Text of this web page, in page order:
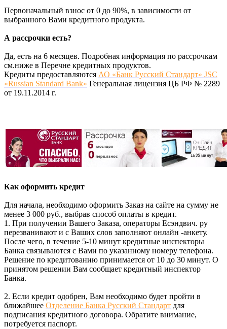
Первоначальный взнос от 0 до 90%, в зависимости от
выбранного Вами кредитного продукта.
А рассрочки есть?
Да, есть на 6 месяцев. Подробная информация по рассрочкам
см.ниже в Перечне кредитных продуктов.
Кредиты предоставляются АО «Банк Русский Стандарт» JSC
«Russian Standard Bank» Генеральная лицензия ЦБ РФ № 2289
от 19.11.2014 г.
Как оформить кредит
Для начала, необходимо оформить Заказ на сайте на сумму не
менее 3 000 руб., выбрав способ оплаты в кредит.
1. При получении Вашего Заказа, операторы Есэндвич. ру
перезванивают и с Ваших слов заполняют онлайн -анкету.
После чего, в течение 5-10 минут кредитные инспекторы
Банка связываются с Вами по указанному номеру телефона.
Решение по кредитованию принимается от 10 до 30 минут. О
принятом решении Вам сообщает кредитный инспектор
Банка.
2. Если кредит одобрен, Вам необходимо будет пройти в
ближайшее Отделение Банка Русский Стандарт для
подписания кредитного договора. Обратите внимание,
потребуется паспорт.